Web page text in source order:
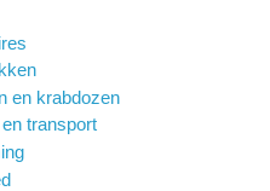
en krabdozen
transport